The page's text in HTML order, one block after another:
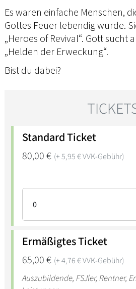
Es waren einfache Menschen,
Gottes Feuer lebendig wurde.
„Heroes of Revival“. Gott sucht
„Helden der Erweckung“.
Bist du dabei?